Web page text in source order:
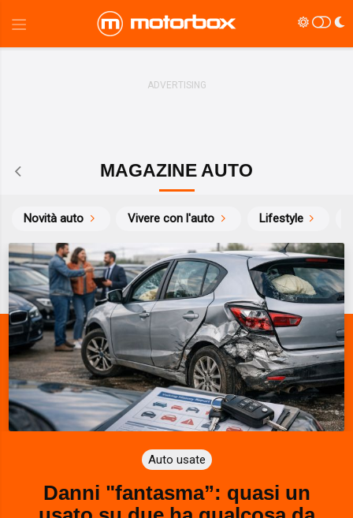
MAGAZINE AUTO
Novità auto Vivere con l'auto Lifestyle
Auto usate
Danni "fantasma”: quasi un